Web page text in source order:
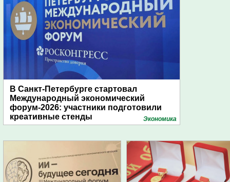
В Санкт-Петербурге стартовал
Международный экономический
форум-2026: участники подготовили
креативные стенды
Экономика